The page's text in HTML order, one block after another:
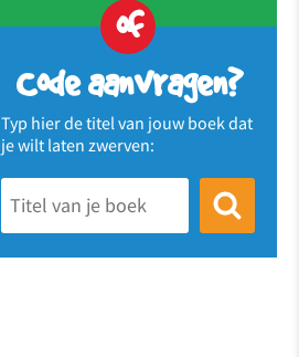
of
Code aanvragen?
Typ hier de titel van jouw boek dat
je wilt laten zwerven: